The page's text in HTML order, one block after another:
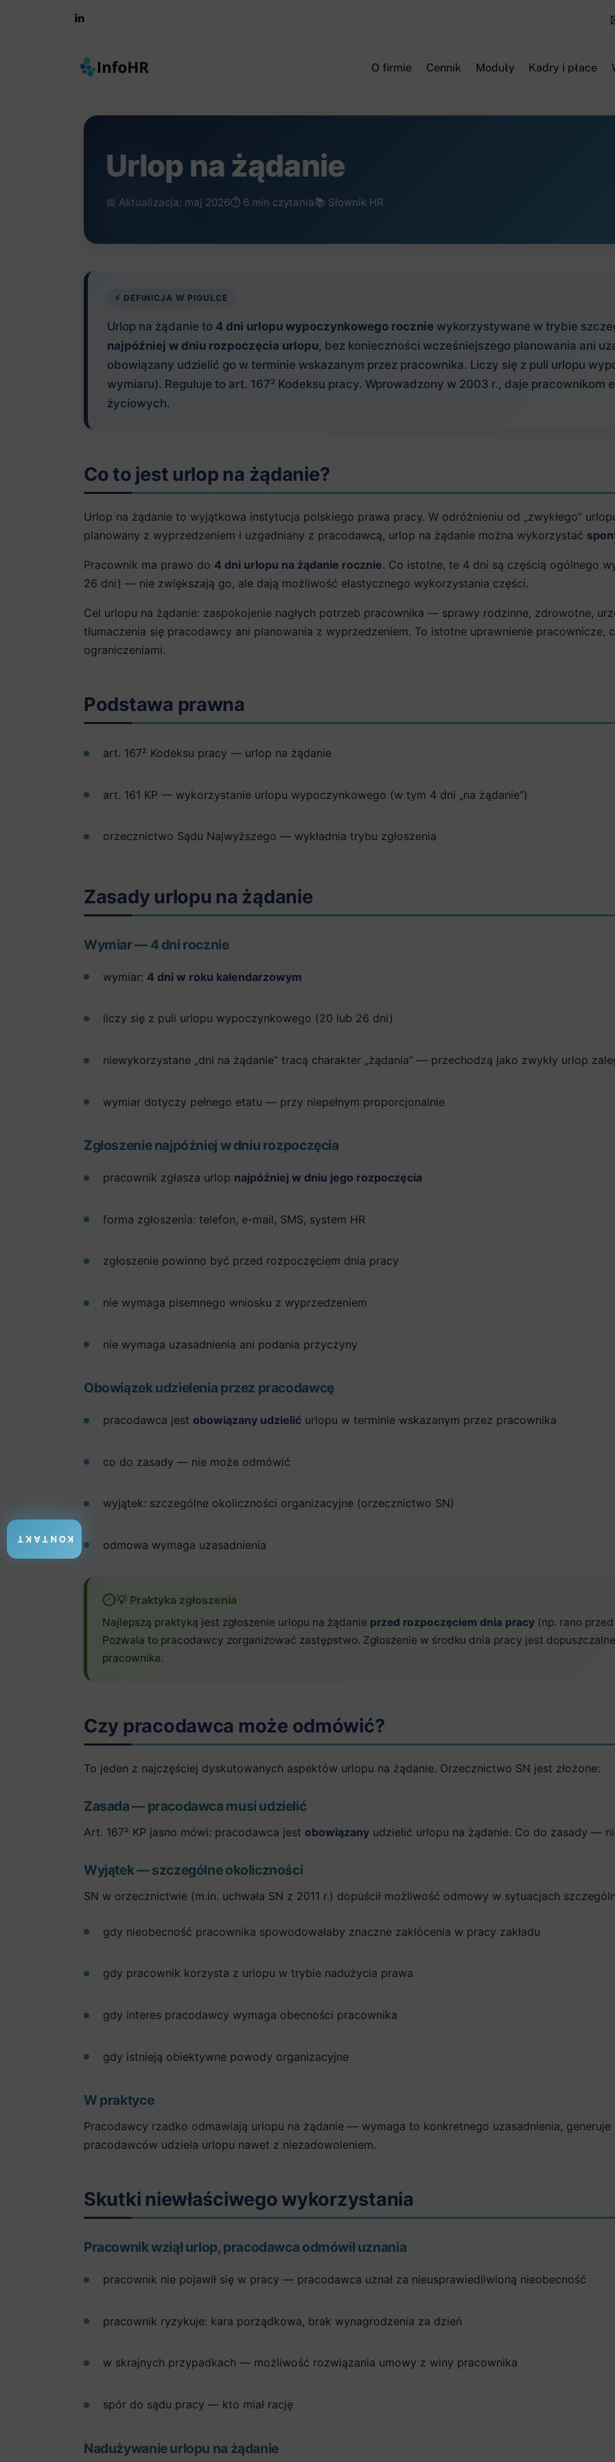
O firmie
Cennik Moduły Kadry i płace
Urlop na żądanie
📅 Aktualizacja: maj 2026⏱️ 6 min czytania📚 Słownik HR
⚡ DEFINICJA W PIGUŁCE
Urlop na żądanie to 4 dni urlopu wypoczynkowego rocznie wykorzystywane w trybie
najpóźniej w dniu rozpoczęcia urlopu, bez konieczności wcześniejszego planowania ani
obowiązany udzielić go w terminie wskazanym przez pracownika. Liczy się z puli urlopu
wymiaru). Reguluje to art. 167² Kodeksu pracy. Wprowadzony w 2003 r., daje
życiowych.
Co to jest urlop na żądanie?
Urlop na żądanie to wyjątkowa instytucja polskiego prawa pracy. W odróżnieniu od „zwykłego”
planowany z wyprzedzeniem i uzgadniany z pracodawcą, urlop na żądanie można wykorzystać
Pracownik ma prawo do 4 dni urlopu na żądanie rocznie. Co istotne, te 4 dni są częścią ogólnego
26 dni) — nie zwiększają go, ale dają możliwość elastycznego wykorzystania części.
Cel urlopu na żądanie: zaspokojenie nagłych potrzeb pracownika — sprawy rodzinne, zdrowotne,
tłumaczenia się pracodawcy ani planowania z wyprzedzeniem. To istotne uprawnienie pracownicze,
ograniczeniami.
Podstawa prawna
art. 167² Kodeksu pracy — urlop na żądanie
art. 161 KP — wykorzystanie urlopu wypoczynkowego (w tym 4 dni „na żądanie”)
orzecznictwo Sądu Najwyższego — wykładnia trybu zgłoszenia
Zasady urlopu na żądanie
Wymiar — 4 dni rocznie
wymiar: 4 dni w roku kalendarzowym
liczy się z puli urlopu wypoczynkowego (20 lub 26 dni)
niewykorzystane „dni na żądanie” tracą charakter „żądania” — przechodzą jako zwykły urlop
wymiar dotyczy pełnego etatu — przy niepełnym proporcjonalnie
Zgłoszenie najpóźniej w dniu rozpoczęcia
pracownik zgłasza urlop najpóźniej w dniu jego rozpoczęcia
forma zgłoszenia: telefon, e-mail, SMS, system HR
zgłoszenie powinno być przed rozpoczęciem dnia pracy
nie wymaga pisemnego wniosku z wyprzedzeniem
nie wymaga uzasadnienia ani podania przyczyny
Obowiązek udzielenia przez pracodawcę
pracodawca jest obowiązany udzielić urlopu w terminie wskazanym przez pracownika
co do zasady — nie może odmówić
wyjątek: szczególne okoliczności organizacyjne (orzecznictwo SN)
odmowa wymaga uzasadnienia
💡 Praktyka zgłoszenia
Najlepszą praktyką jest zgłoszenie urlopu na żądanie przed rozpoczęciem dnia pracy (np. rano
Pozwala to pracodawcy zorganizować zastępstwo. Zgłoszenie w środku dnia pracy jest
pracownika.
Czy pracodawca może odmówić?
To jeden z najczęściej dyskutowanych aspektów urlopu na żądanie. Orzecznictwo SN jest złożone:
Zasada — pracodawca musi udzielić
Art. 167² KP jasno mówi: pracodawca jest obowiązany udzielić urlopu na żądanie. Co do zasady —
Wyjątek — szczególne okoliczności
SN w orzecznictwie (m.in. uchwała SN z 2011 r.) dopuścił możliwość odmowy w sytuacjach
gdy nieobecność pracownika spowodowałaby znaczne zakłócenia w pracy zakładu
gdy pracownik korzysta z urlopu w trybie nadużycia prawa
gdy interes pracodawcy wymaga obecności pracownika
gdy istnieją obiektywne powody organizacyjne
W praktyce
Pracodawcy rzadko odmawiają urlopu na żądanie — wymaga to konkretnego uzasadnienia,
pracodawców udziela urlopu nawet z niezadowoleniem.
Skutki niewłaściwego wykorzystania
Pracownik wziął urlop, pracodawca odmówił uznania
pracownik nie pojawił się w pracy — pracodawca uznał za nieusprawiedliwioną nieobecność
pracownik ryzykuje: kara porządkowa, brak wynagrodzenia za dzień
w skrajnych przypadkach — możliwość rozwiązania umowy z winy pracownika
spór do sądu pracy — kto miał rację
Nadużywanie urlopu na żądanie
KONTAKT